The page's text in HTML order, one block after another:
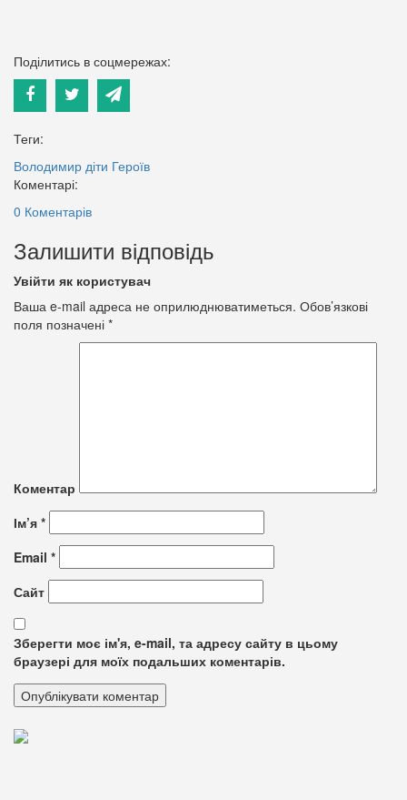
Поділитись в соцмережах:
Теги:
Володимир діти Героїв
Коментарі:
0 Коментарів
Залишити відповідь
Увійти як користувач
Ваша e-mail адреса не оприлюднюватиметься. Обов’язкові
поля позначені *
Коментар
Ім’я *
Email *
Сайт
Зберегти моє ім'я, e-mail, та адресу сайту в цьому
браузері для моїх подальших коментарів.